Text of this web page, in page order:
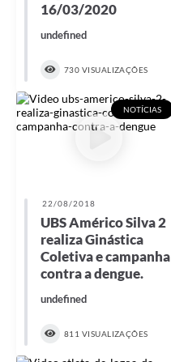
16/03/2020
undefined
730 VISUALIZAÇÕES
NOTÍCIAS
22/08/2018
UBS Américo Silva 2
realiza Ginástica
Coletiva e campanha
contra a dengue.
undefined
811 VISUALIZAÇÕES